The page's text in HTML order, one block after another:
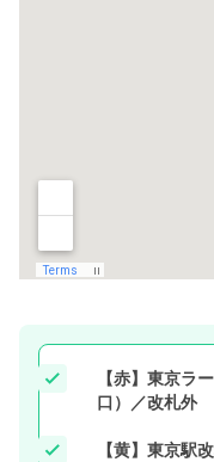
並びたくない
コンビニのラ
行列店のラ
【赤】東京ラ
口）／改札外
【黄】東京駅